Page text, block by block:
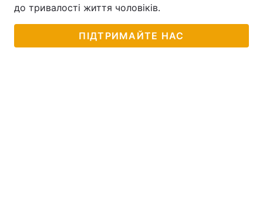
до тривалості життя чоловіків.
ПІДТРИМАЙТЕ НАС